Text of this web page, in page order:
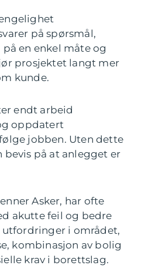
på spørsmål,
en enkel måte og
prosjektet langt mer
kunde.
endt arbeid
oppdatert
jobben. Uten dette
bevis på at anlegget er
Asker, har ofte
akutte feil og bedre
utfordringer i området,
kombinasjon av bolig
krav i borettslag.